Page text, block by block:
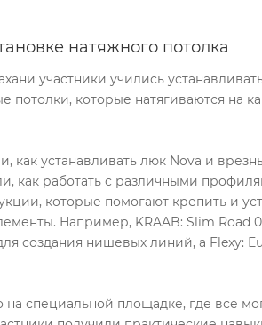
натяжного потолка
участники учились
потолки, которые натягиваются на
как устанавливать люк Nova и
как работать с различными
которые помогают крепить и
Например, KRAAB: Slim Road
создания нишевых линий, а Flexy:
специальной площадке, где все